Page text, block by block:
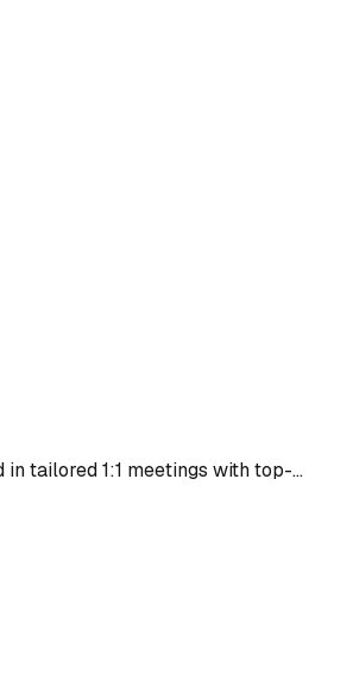
tailored 1:1 meetings with top-…